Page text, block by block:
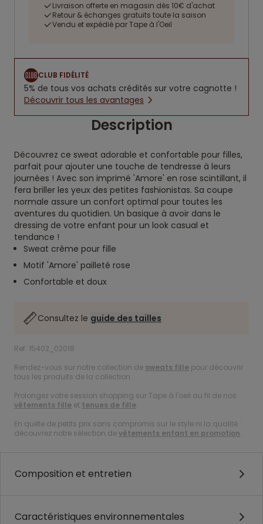
Livraison offerte en magasin dès 10€ d'achat
Retour & échanges gratuits toute la saison
Vendu et expédié par Tape à l'Oeil
CLUB FIDÉLITÉ
5% de tous vos achats crédités sur votre cagnotte !
Découvrir tous les avantages
Description
Découvrez ce sweat adorable et confortable pour filles,
parfait pour ajouter une touche de tendresse à leurs
journées ! Avec son imprimé 'Amore' en rose scintillant, il
fera briller les yeux des petites fashionistas. Sa coupe
normale assure un confort optimal pour toutes les
aventures du quotidien. Un basique à avoir dans le
dressing de votre enfant pour un look casual et
tendance !
Sweat crème pour fille
Motif 'Amore' pailleté rose
Confortable et doux
Consultez le guide des tailles
Ref. 15402_02018
Rendez-vous sur notre collection de sweats fille pour découvrir
tous les produits de la collection.
Prolongez votre session shopping sur Tape à l'oeil au fil de nos
vêtements fille et tenues de fille.
En quête de petits prix sans compromis sur le style ni la qualité :
découvrez notre sélection devêtements enfant en promotion.
Composition et entretien
Caractéristiques environnementales